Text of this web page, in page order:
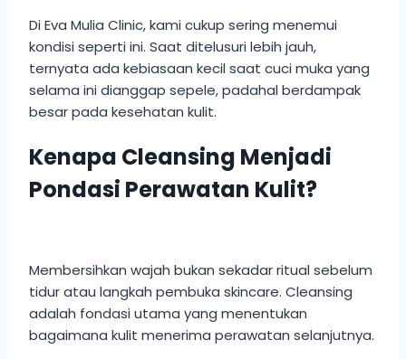
Di Eva Mulia Clinic, kami cukup sering menemui
kondisi seperti ini. Saat ditelusuri lebih jauh,
ternyata ada kebiasaan kecil saat cuci muka yang
selama ini dianggap sepele, padahal berdampak
besar pada kesehatan kulit.
Kenapa Cleansing Menjadi
Pondasi Perawatan Kulit?
Membersihkan wajah bukan sekadar ritual sebelum
tidur atau langkah pembuka skincare. Cleansing
adalah fondasi utama yang menentukan
bagaimana kulit menerima perawatan selanjutnya.